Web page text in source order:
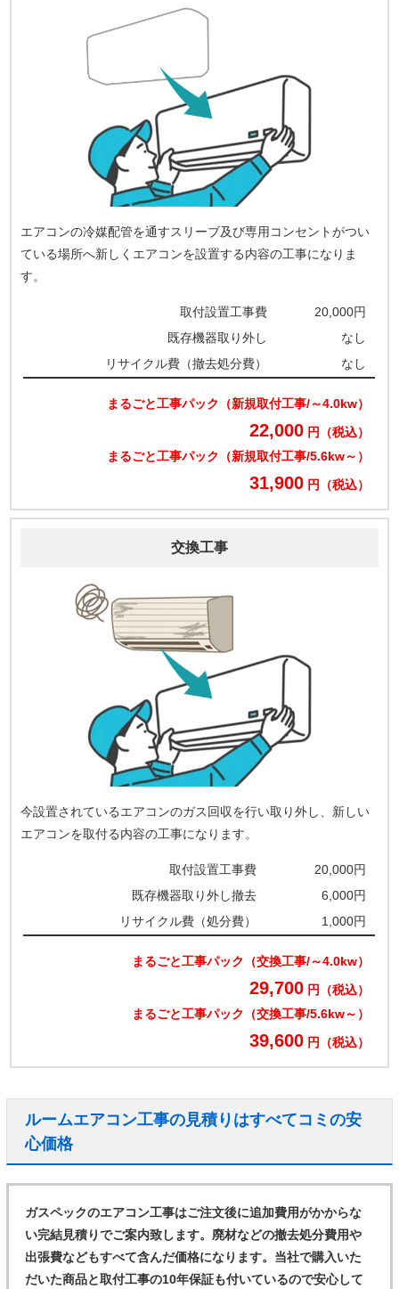
エアコンの冷媒配管を通すスリーブ及び専用コンセントがつい
ている場所へ新しくエアコンを設置する内容の工事になりま
す。
取付設置工事費
20,000円
既存機器取り外し
なし
リサイクル費（撤去処分費）
なし
まるごと工事パック（新規取付工事/～4.0kw）
22,000 円（税込）
まるごと工事パック（新規取付工事/5.6kw～）
31,900 円（税込）
交換工事
今設置されているエアコンのガス回収を行い取り外し、新しい
エアコンを取付る内容の工事になります。
取付設置工事費
20,000円
既存機器取り外し撤去
6,000円
リサイクル費（処分費）
1,000円
まるごと工事パック（交換工事/～4.0kw）
29,700 円（税込）
まるごと工事パック（交換工事/5.6kw～）
39,600 円（税込）
ルームエアコン工事の見積りはすべてコミの安
心価格
ガスペックのエアコン工事はご注文後に追加費用がかからな
い完結見積りでご案内致します。廃材などの撤去処分費用や
出張費などもすべて含んだ価格になります。当社で購入いた
だいた商品と取付工事の10年保証も付いているので安心して